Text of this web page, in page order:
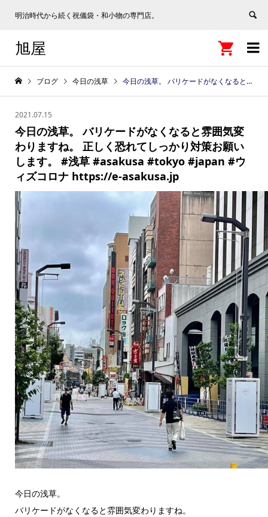
明治時代から続く祝儀袋・和小物の専門店。

旭屋 
ブログ 今日の浅草 今日の浅草。 バリケードがなくなると雰囲気変わりますね。 正しく恐れてしっかり対策お願いします。 #浅草 #asakusa #tokyo #japan #ウィズコロナ https://e-asakusa.jp
2021.07.15
今日の浅草。 バリケードがなくなると雰囲気変
わりますね。 正しく恐れてしっかり対策お願い
します。 #浅草 #asakusa #tokyo #japan #ウ
ィズコロナ https://e-asakusa.jp
今日の浅草。
バリケードがなくなると雰囲気変わりますね。